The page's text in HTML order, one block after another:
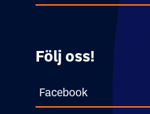
Följ oss!
Facebook